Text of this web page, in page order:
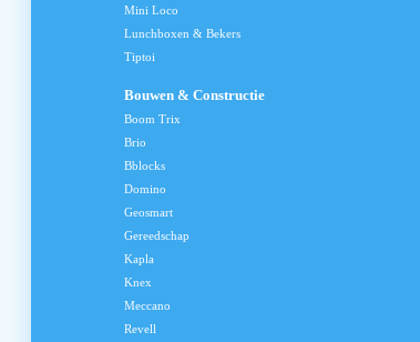
Mini Loco
Lunchboxen & Bekers
Tiptoi
Bouwen & Constructie
Boom Trix
Brio
Bblocks
Domino
Geosmart
Gereedschap
Kapla
Knex
Meccano
Revell